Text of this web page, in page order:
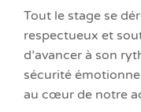
Tout le stage se
respectueux et
d’avancer à son
sécurité
au cœur de notre